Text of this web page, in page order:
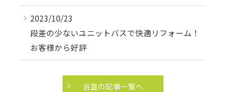
2023/10/23
段差の少ないユニットバスで快適リフォーム！
お客様から好評
浴室の記事一覧へ